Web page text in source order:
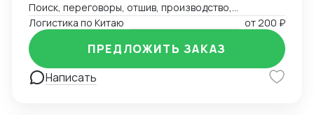
Поиск, переговоры, отшив, производство,
траспортировка , аналитика товара под клиента.
Любые товары, выбор маршрутов, отсрочки
платежей , выбор способа оплаты , документация.
Логистика по Китаю от200 ₽
Написать
ПРЕДЛОЖИТЬ ЗАКАЗ